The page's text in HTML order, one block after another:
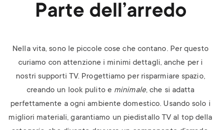
Parte dell’arredo
Nella vita, sono le piccole cose che contano. Per questo
curiamo con attenzione i minimi dettagli, anche per i
nostri supporti TV. Progettiamo per risparmiare spazio,
creando un look pulito e minimale, che si adatta
perfettamente a ogni ambiente domestico. Usando solo i
migliori materiali, garantiamo un piedistallo TV al top della